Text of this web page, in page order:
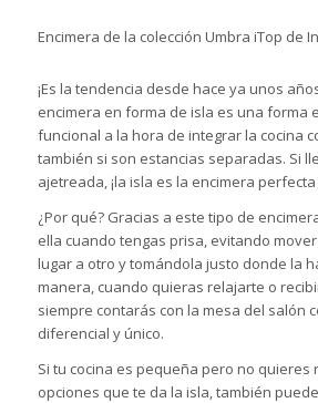
Encimera de la colección Umbra iTop de
¡Es la tendencia desde hace ya unos
encimera en forma de isla es una forma
funcional a la hora de integrar la cocina
también si son estancias separadas. Si
ajetreada, ¡la isla es la encimera
¿Por qué? Gracias a este tipo de
ella cuando tengas prisa, evitando
lugar a otro y tomándola justo donde la
manera, cuando quieras relajarte o
siempre contarás con la mesa del salón
diferencial y único.
Si tu cocina es pequeña pero no quieres
opciones que te da la isla, también